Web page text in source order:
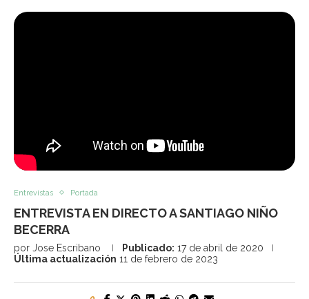
Entrevistas Portada
ENTREVISTA EN DIRECTO A SANTIAGO NIÑO
BECERRA
por Jose Escribano Publicado: 17 de abril de 2020
Última actualización 11 de febrero de 2023